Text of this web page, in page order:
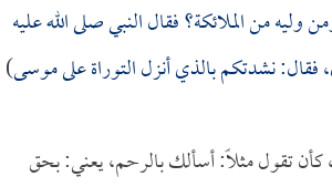
وليه من الملائكة؟ فقال النبي صلى الله عليه
فقال: نشدتكم بالذي أنزل التوراة على موسى)
كأن تقول مثلاً: أسألك بالرحم، يعني: بحق